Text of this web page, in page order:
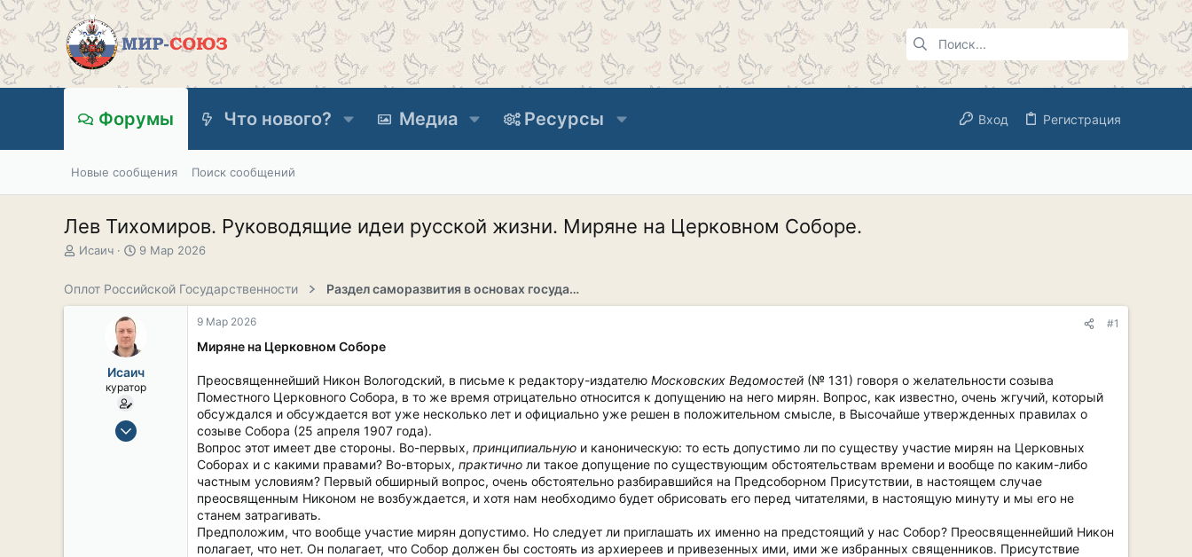
Форумы Что нового? Медиа Ресурсы Вход Регистрация
Новые сообщения Поиск сообщений
Лев Тихомиров. Руководящие идеи русской жизни. Миряне на Церковном Соборе.
А
о
Исаич
Д
а
л
а
9 Мар 2026
Оплот Российской Государственности Раздел саморазвития в основах государственности
Исаич
куратор
15 Сен 2019
9 Мар 2026 #1
Миряне на Церковном Соборе
Преосвященнейший Никон Вологодский, в письме к редактору-издателю Московских Ведомостей (№ 131) говоря о желательности созыва
Поместного Церковного Собора, в то же время отрицательно относится к допущению на него мирян. Вопрос, как известно, очень жгучий, который
обсуждался и обсуждается вот уже несколько лет и официально уже решен в положительном смысле, в Высочайше утвержденных правилах о
созыве Собора (25 апреля 1907 года).
Вопрос этот имеет две стороны. Во-первых, принципиальную и каноническую: то есть допустимо ли по существу участие мирян на Церковных
Соборах и с какими правами? Во-вторых, практично ли такое допущение по существующим обстоятельствам времени и вообще по каким-либо
частным условиям? Первый обширный вопрос, очень обстоятельно разбиравшийся на Предсоборном Присутствии, в настоящем случае
преосвященным Никоном не возбуждается, и хотя нам необходимо будет обрисовать его перед читателями, в настоящую минуту и мы его не
станем затрагивать.
Предположим, что вообще участие мирян допустимо. Но следует ли приглашать их именно на предстоящий у нас Собор? Преосвященнейший Никон
полагает, что нет. Он полагает, что Собор должен бы состоять из архиереев и привезенных ими, ими же избранных священников. Присутствие